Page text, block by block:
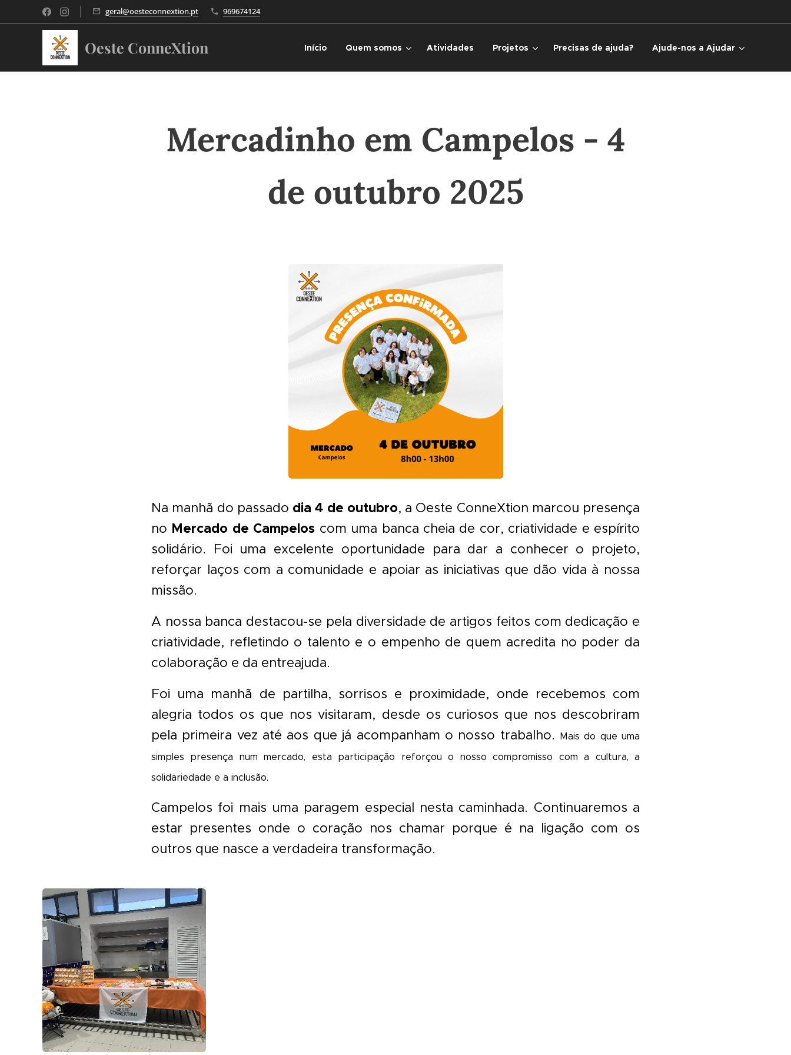
geral@oesteconnextion.pt 969674124
Oeste ConneXtion Início Quem somos Atividades Projetos Precisas de ajuda? Ajude-nos a Ajudar
Mercadinho em Campelos - 4
de outubro 2025
Na manhã do passado dia 4 de outubro, a Oeste ConneXtion marcou presença
no Mercado de Campelos com uma banca cheia de cor, criatividade e espírito
solidário. Foi uma excelente oportunidade para dar a conhecer o projeto,
reforçar laços com a comunidade e apoiar as iniciativas que dão vida à nossa
missão.
A nossa banca destacou-se pela diversidade de artigos feitos com dedicação e
criatividade, refletindo o talento e o empenho de quem acredita no poder da
colaboração e da entreajuda.
Foi uma manhã de partilha, sorrisos e proximidade, onde recebemos com
alegria todos os que nos visitaram, desde os curiosos que nos descobriram
pela primeira vez até aos que já acompanham o nosso trabalho. Mais do que uma
simples presença num mercado, esta participação reforçou o nosso compromisso com a cultura, a
solidariedade e a inclusão.
Campelos foi mais uma paragem especial nesta caminhada. Continuaremos a
estar presentes onde o coração nos chamar porque é na ligação com os
outros que nasce a verdadeira transformação.